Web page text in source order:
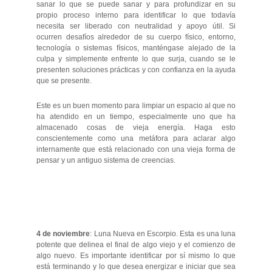
sanar lo que se puede sanar y para profundizar en su
propio proceso interno para identificar lo que todavía
necesita ser liberado con neutralidad y apoyo útil. Si
ocurren desafíos alrededor de su cuerpo físico, entorno,
tecnología o sistemas físicos, manténgase alejado de la
culpa y simplemente enfrente lo que surja, cuando se le
presenten soluciones prácticas y con confianza en la ayuda
que se presente.
Este es un buen momento para limpiar un espacio al que no
ha atendido en un tiempo, especialmente uno que ha
almacenado cosas de vieja energía. Haga esto
conscientemente como una metáfora para aclarar algo
internamente que está relacionado con una vieja forma de
pensar y un antiguo sistema de creencias.
4 de noviembre: Luna Nueva en Escorpio. Esta es una luna
potente que delinea el final de algo viejo y el comienzo de
algo nuevo. Es importante identificar por sí mismo lo que
está terminando y lo que desea energizar e iniciar que sea